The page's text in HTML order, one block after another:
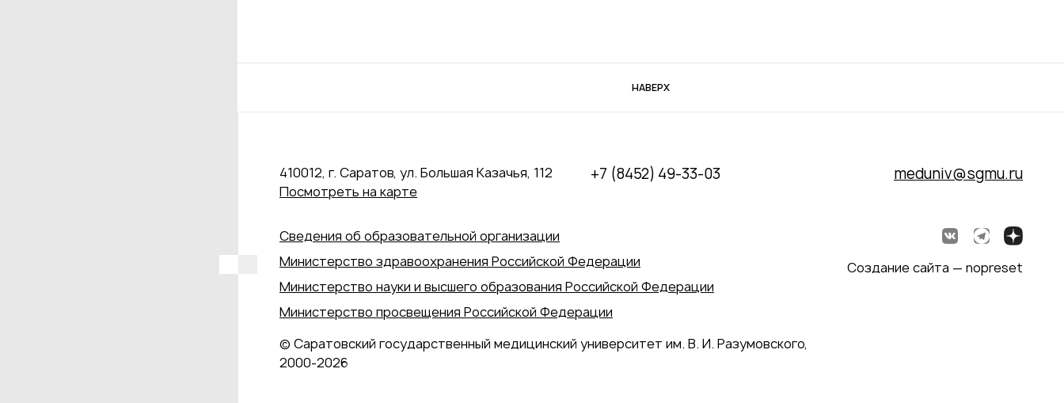
НАВЕРХ
410012, г. Саратов, ул. Большая Казачья, 112
Посмотреть на карте
+7 (8452) 49-33-03 meduniv@sgmu.ru
Сведения об образовательной организации
Министерство здравоохранения Российской Федерации
Министерство науки и высшего образования Российской Федерации
Министерство просвещения Российской Федерации
© Саратовский государственный медицинский университет им. В. И. Разумовского,
2000‑2026
Создание сайта — nopreset